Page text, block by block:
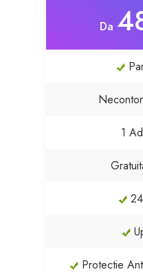
Website Builder
Sicurezza del sito web
SEO Tools
Da
1
Protectie